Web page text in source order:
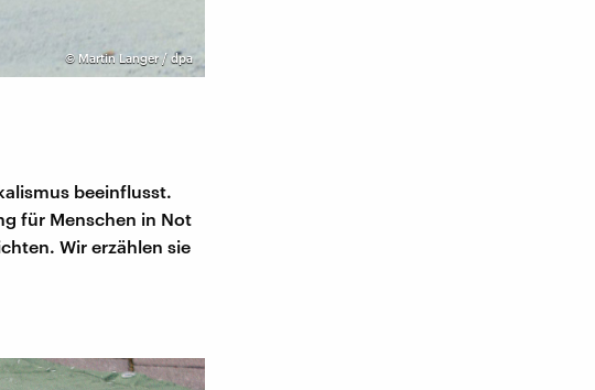
© Martin Langer / dpa
beeinflusst.
für Menschen in Not
Wir erzählen sie